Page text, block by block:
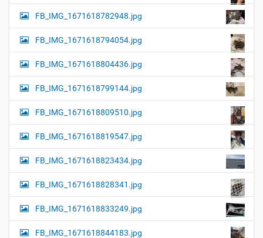
FB_IMG_1671618782948.jpg
FB_IMG_1671618794054.jpg
FB_IMG_1671618804436.jpg
FB_IMG_1671618799144.jpg
FB_IMG_1671618809510.jpg
FB_IMG_1671618819547.jpg
FB_IMG_1671618823434.jpg
FB_IMG_1671618828341.jpg
FB_IMG_1671618833249.jpg
FB_IMG_1671618844183.jpg